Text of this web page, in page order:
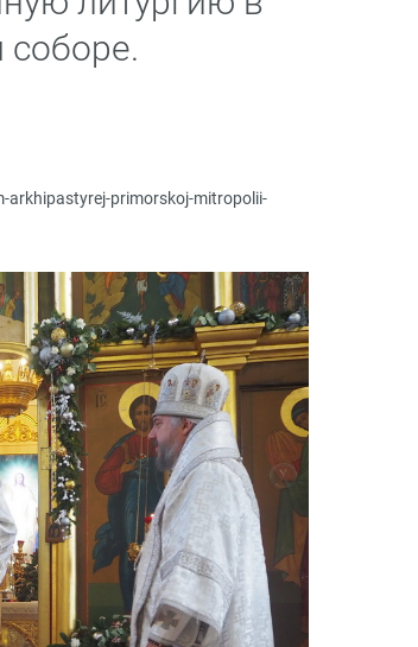
primorskoj-mitropolii-